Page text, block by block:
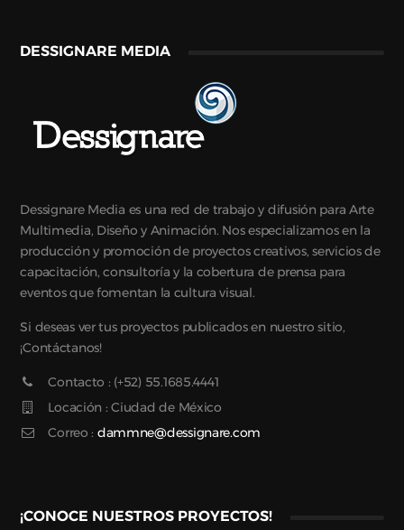
DESSIGNARE MEDIA
Dessignare Media es una red de trabajo y difusión para Arte
Multimedia, Diseño y Animación. Nos especializamos en la
producción y promoción de proyectos creativos, servicios de
capacitación, consultoría y la cobertura de prensa para
eventos que fomentan la cultura visual.
Si deseas ver tus proyectos publicados en nuestro sitio,
¡Contáctanos!
Contacto : (+52) 55.1685.4441
Locación : Ciudad de México
Correo : dammne@dessignare.com
¡CONOCE NUESTROS PROYECTOS!